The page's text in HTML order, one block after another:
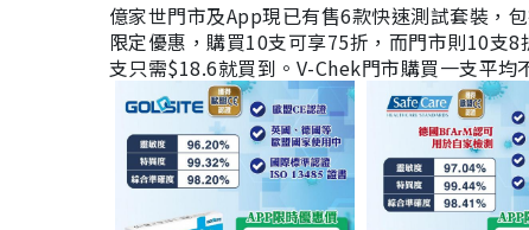
億家世門市及App現已有售6款快速測試套裝，
限定優惠，購買10支可享75折，而門市則10支
支只需$18.6就買到。V-Chek門市購買一支平均